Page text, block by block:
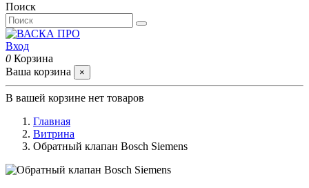
Поиск
Вход
0 Корзина
Ваша корзина
×
В вашей корзине нет товаров
Главная
Витрина
Обратный клапан Bosch Siemens